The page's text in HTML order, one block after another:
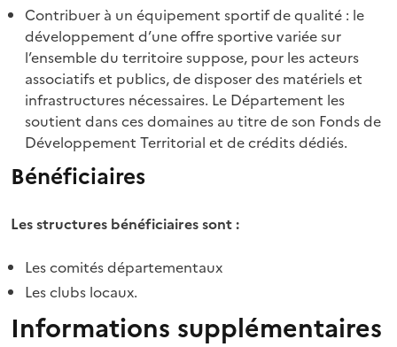
Contribuer à un équipement sportif de qualité : le
développement d’une offre sportive variée sur
l’ensemble du territoire suppose, pour les acteurs
associatifs et publics, de disposer des matériels et
infrastructures nécessaires. Le Département les
soutient dans ces domaines au titre de son Fonds de
Développement Territorial et de crédits dédiés.
Bénéficiaires
Les structures bénéficiaires sont :
Les comités départementaux
Les clubs locaux.
Informations supplémentaires